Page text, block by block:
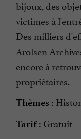
bijoux, des
victimes à
Des milliers
Arolsen
encore à
propriétaires.
Thèmes :
Tarif : Gratuit